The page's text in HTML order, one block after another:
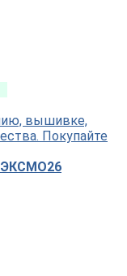
вышивке,
Покупайте